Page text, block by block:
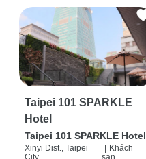
Taipei 101 SPARKLE
Hotel
Taipei 101 SPARKLE Hotel
Xinyi Dist., Taipei
Khách